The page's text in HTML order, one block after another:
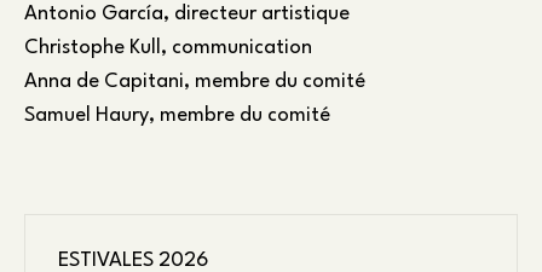
Antonio García, directeur artistique
Christophe Kull, communication
Anna de Capitani, membre du comité
Samuel Haury, membre du comité
ESTIVALES 2026